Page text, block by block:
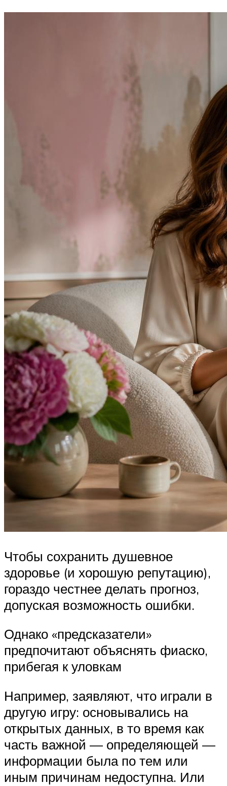
Чтобы сохранить душевное
здоровье (и хорошую репутацию),
гораздо честнее делать прогноз,
допуская возможность ошибки.
Однако «предсказатели»
предпочитают объяснять фиаско,
прибегая к уловкам
Например, заявляют, что играли в
другую игру: основывались на
открытых данных, в то время как
часть важной — определяющей —
информации была по тем или
иным причинам недоступна. Или